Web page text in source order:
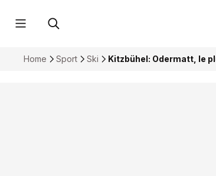
Home Sport Ski Kitzbühel: Odermatt, le